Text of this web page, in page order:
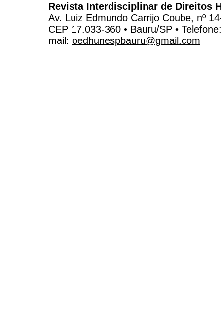
Revista Interdisciplinar de Direitos
Av. Luiz Edmundo Carrijo Coube, nº
CEP 17.033-360 • Bauru/SP •
mail: oedhunespbauru@gmail.com